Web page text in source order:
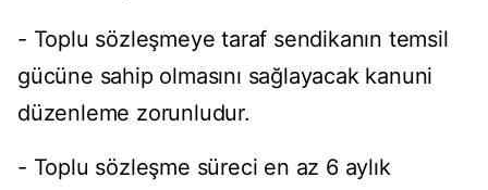
- Toplu sözleşmeye taraf sendikanın temsil
gücüne sahip olmasını sağlayacak kanuni
düzenleme zorunludur.
- Toplu sözleşme süreci en az 6 aylık